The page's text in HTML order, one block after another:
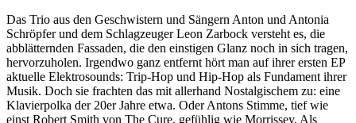
Das Trio aus den Geschwistern und Sängern Anton und Antonia
Schröpfer und dem Schlagzeuger Leon Zarbock versteht es, die
abblätternden Fassaden, die den einstigen Glanz noch in sich tragen,
hervorzuholen. Irgendwo ganz entfernt hört man auf ihrer ersten EP
aktuelle Elektrosounds: Trip-Hop und Hip-Hop als Fundament ihrer
Musik. Doch sie frachten das mit allerhand Nostalgischem zu: eine
Klavierpolka der 20er Jahre etwa. Oder Antons Stimme, tief wie
einst Robert Smith von The Cure, gefühlig wie Morrissey. Als